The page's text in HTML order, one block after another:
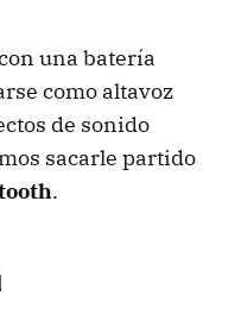
una batería
como altavoz
de sonido
sacarle partido
.